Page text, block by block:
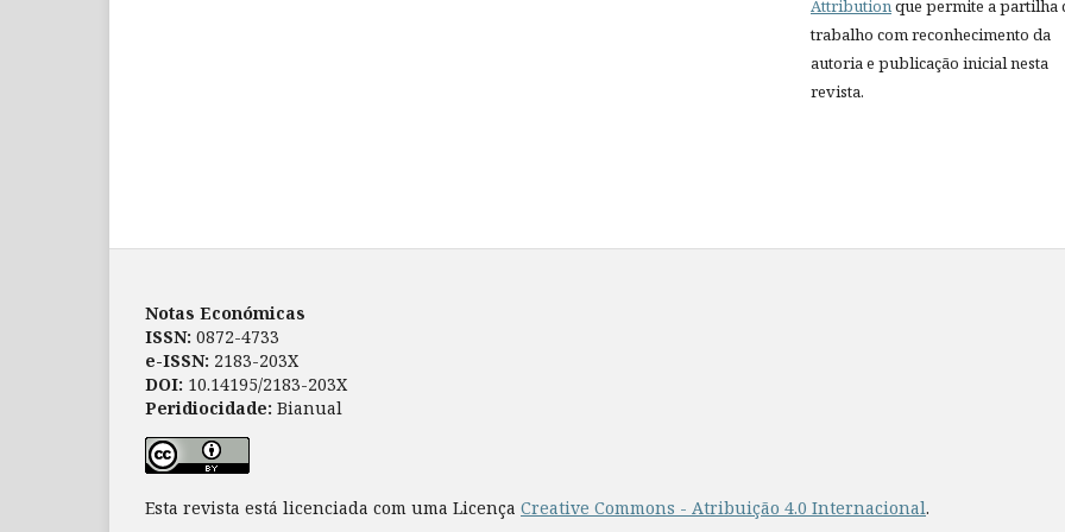
Attributionque permite a partilha
trabalho com reconhecimento da
autoria e publicação inicial nesta
revista.
Notas Económicas
ISSN: 0872-4733
e-ISSN: 2183-203X
DOI: 10.14195/2183-203X
Peridiocidade: Bianual
Esta revista está licenciada com uma Licença Creative Commons - Atribuição 4.0 Internacional.